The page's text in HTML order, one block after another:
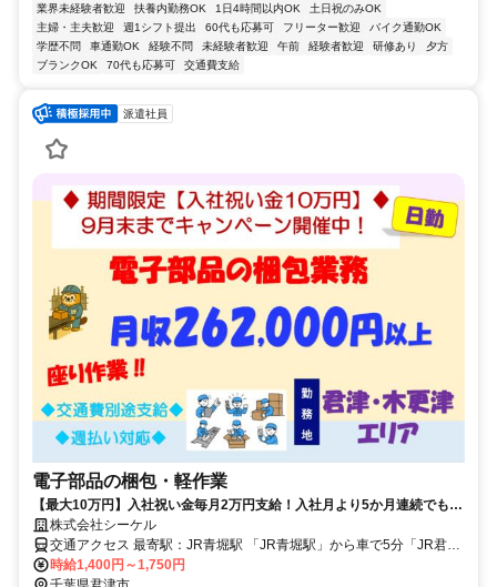
業界未経験者歓迎 扶養内勤務OK 1日4時間以内OK
土日祝のみOK
主婦・主夫歓迎
週1シフト提出 60代も応募可 フリーター歓迎
バイク通勤OK
学歴不問
車通勤OK 経験不問 未経験者歓迎 午前 経験者歓迎 研修あり
夕方
ブランクOK
70代も応募可 交通費支給
派遣社員
電子部品の梱包・軽作業
【最大10万円】入社祝い金毎月2万円支給！入社月より5か月連続でもら
えます！／ 座り作業／未経験歓迎／交通費支給／
株式会社シーケル
交通アクセス 最寄駅：JR青堀駅 「JR青堀駅」から車で5分「JR君津
駅」から車で10分 「JR木更津駅」から車で20分 ※車・バイク・自転
時給1,400円～1,750円